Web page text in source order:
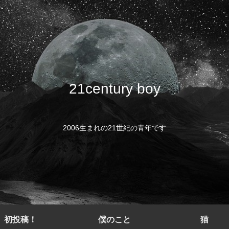
21century boy
2006生まれの21世紀の青年です
初投稿！ 僕のこと 猫